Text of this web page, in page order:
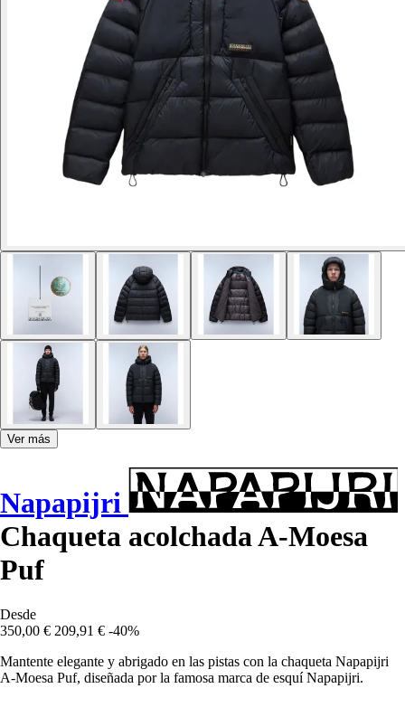
Ver más
Napapijri
Chaqueta acolchada A-Moesa
Puf
Desde
350,00 € 209,91 € -40%
Mantente elegante y abrigado en las pistas con la chaqueta Napapijri
A-Moesa Puf, diseñada por la famosa marca de esquí Napapijri.